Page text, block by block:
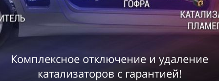
Комплексное отключение и удаление
катализаторов с гарантией!